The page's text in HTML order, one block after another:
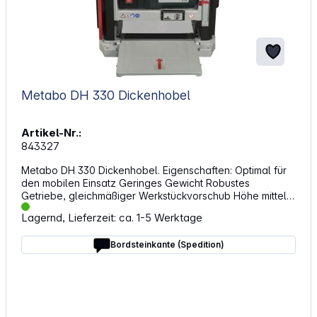
Metabo DH 330 Dickenhobel
Artikel-Nr.:
843327
Metabo DH 330 Dickenhobel. Eigenschaften: Optimal für
den mobilen Einsatz Geringes Gewicht Robustes
Getriebe, gleichmäßiger Werkstückvorschub Höhe mittels
Handkurbel einstellbar Durchzugsstarker Antrieb
und kräftiger Universalmotor für ein gleichmäßiges
Hobelbild Wiederanlaufschutz Genaue
Spandickeneinstellung für ein präzises und schnelles
Lagernd, Lieferzeit: ca. 1-5 Werktage
Bordsteinkante (Spedition)